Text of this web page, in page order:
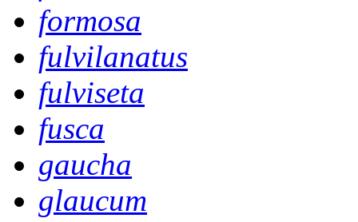
formosa
fulvilanatus
fulviseta
fusca
gaucha
glaucum